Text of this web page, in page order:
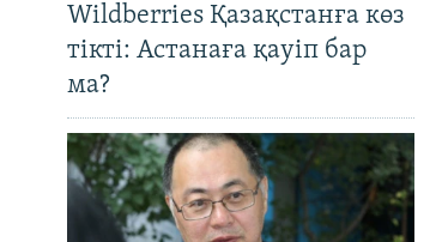
Wildberries Қазақстанға көз
тікті: Астанаға қауіп бар
ма?